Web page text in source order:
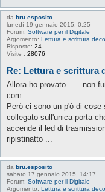
da bru.esposito
lunedì 19 gennaio 2015, 0:25
Forum: Software per il Digitale
Argomento: Lettura e scrittura
Risposte: 24
Visite : 28076
Re: Lettura e scrittura
Allora ho provato.......non
com.
Però ci sono un p'ò di
collegato sull'unica porta
accende il led di
ripistinatto ...
da bru.esposito
sabato 17 gennaio 2015, 14:17
Forum: Software per il Digitale
Argomento: Lettura e scrittura